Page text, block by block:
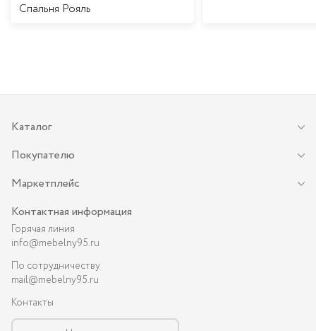
Спальня Рояль
Каталог
Покупателю
Маркетплейс
Контактная информация
Горячая линия
info@mebelny95.ru
По сотрудничеству
mail@mebelny95.ru
Контакты